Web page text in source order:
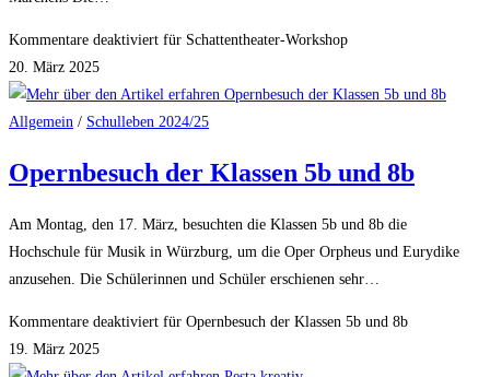
Kommentare deaktiviert für Schattentheater-Workshop
20. März 2025
Allgemein / Schulleben 2024/25
Opernbesuch der Klassen 5b und 8b
Am Montag, den 17. März, besuchten die Klassen 5b und 8b die
Hochschule für Musik in Würzburg, um die Oper Orpheus und Eurydike
anzusehen. Die Schülerinnen und Schüler erschienen sehr…
Kommentare deaktiviert für Opernbesuch der Klassen 5b und 8b
19. März 2025